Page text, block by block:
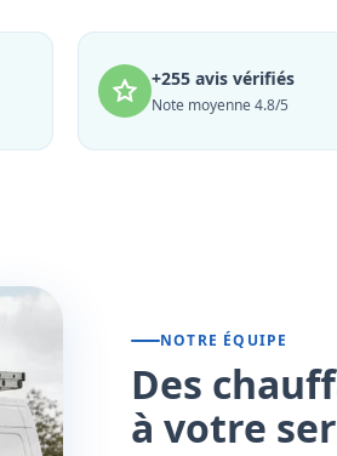
+255 avis vérifiés
Note moyenne 4.8/5
NOTRE ÉQUIPE
Des
à votre